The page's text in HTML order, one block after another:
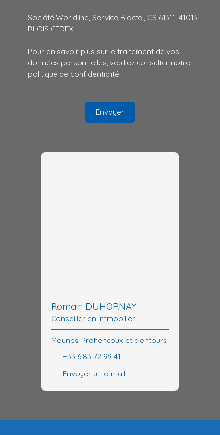
Société Worldline, Service Bloctel, CS 61311, 41013
BLOIS CEDEX.
Pour en savoir plus sur le traitement de vos
données personnelles, veuillez consulter notre
politique de confidentialité.
Envoyer
Romain DUHORNAY
Conseiller en immobilier
Mounes-Prohencoux et alentours
+33 6 83 72 99 41
Envoyer un e-mail